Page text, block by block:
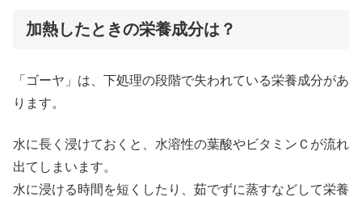
加熱したときの栄養成分は？
「ゴーヤ」は、下処理の段階で失われている栄養成分があ
ります。
水に長く浸けておくと、水溶性の葉酸やビタミンＣが流れ
出てしまいます。
水に浸ける時間を短くしたり、茹でずに蒸すなどして栄養